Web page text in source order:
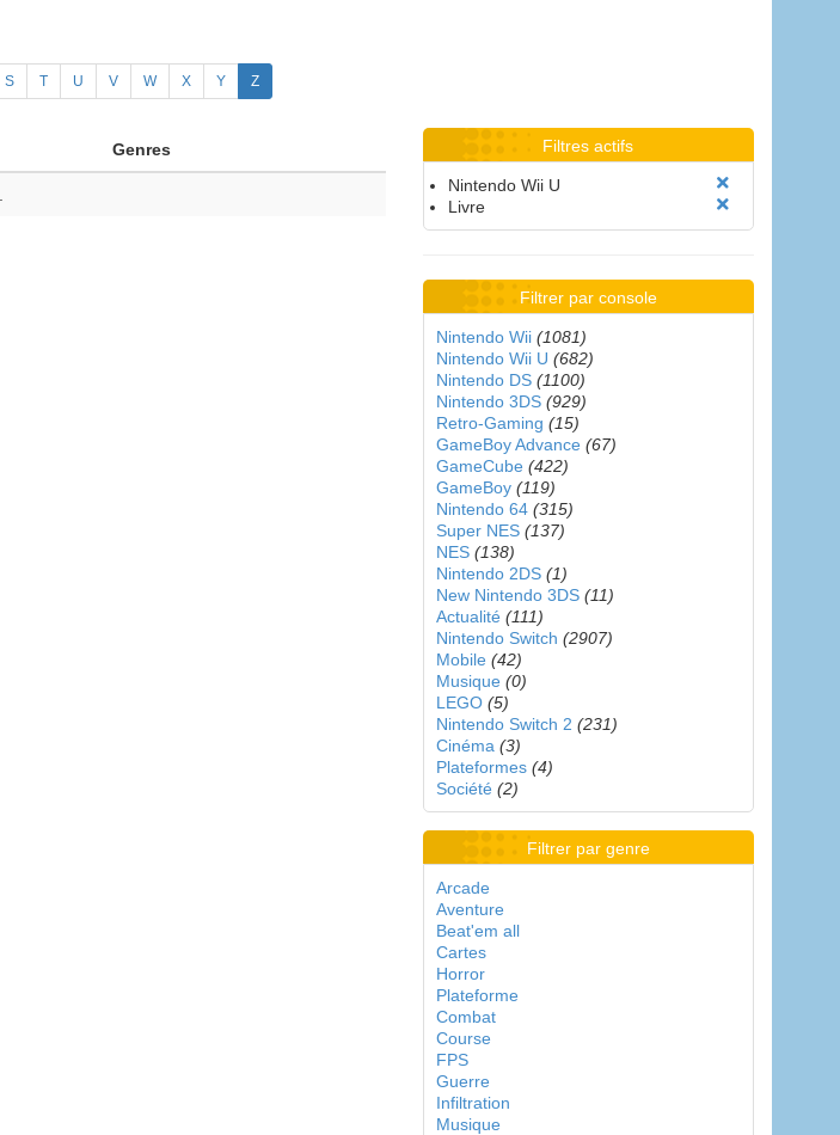
S T U V W X Y Z
Genres Filtres actifs
Nintendo Wii U
Livre
Filtrer par console
Nintendo Wii (1081)
Nintendo Wii U (682)
Nintendo DS (1100)
Nintendo 3DS (929)
Retro-Gaming (15)
GameBoy Advance (67)
GameCube (422)
GameBoy (119)
Nintendo 64 (315)
Super NES (137)
NES (138)
Nintendo 2DS (1)
New Nintendo 3DS (11)
Actualité (111)
Nintendo Switch (2907)
Mobile (42)
Musique (0)
LEGO (5)
Nintendo Switch 2 (231)
Cinéma (3)
Plateformes (4)
Société (2)
Filtrer par genre
Arcade
Aventure
Beat'em all
Cartes
Horror
Plateforme
Combat
Course
FPS
Guerre
Infiltration
Musique